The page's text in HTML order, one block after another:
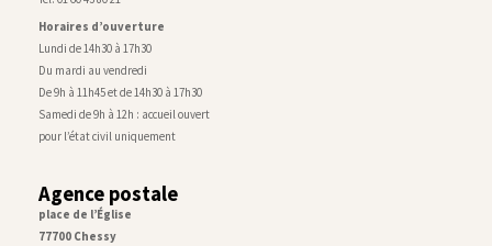
Horaires d’ouverture
Lundi de 14h30 à 17h30
Du mardi au vendredi
De 9h à 11h45 et de 14h30 à 17h30
Samedi de 9h à 12h : accueil ouvert
pour l’état civil uniquement
Agence postale
place de l’Église
77700 Chessy